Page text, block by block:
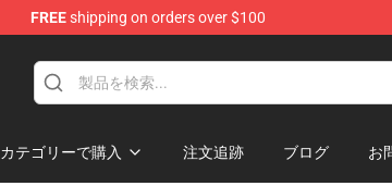
FREEshipping on orders over $100
カテゴリーで購入 注文追跡 ブログ お